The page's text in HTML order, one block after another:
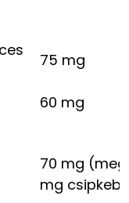
75 mg
60 mg
70 mg
mg